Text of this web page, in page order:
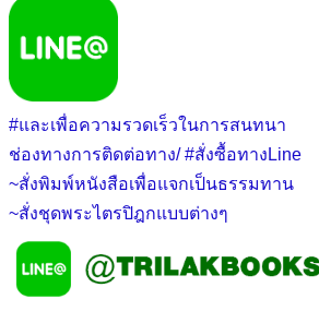
#และเพื่อความรวดเร็วในการสนทนา
ช่องทางการติดต่อทาง/ #สั่งซื้อทางLine
~สั่งพิมพ์หนังสือเพื่อแจกเป็นธรรมทาน
~สั่งชุดพระไตรปิฎกแบบต่างๆ